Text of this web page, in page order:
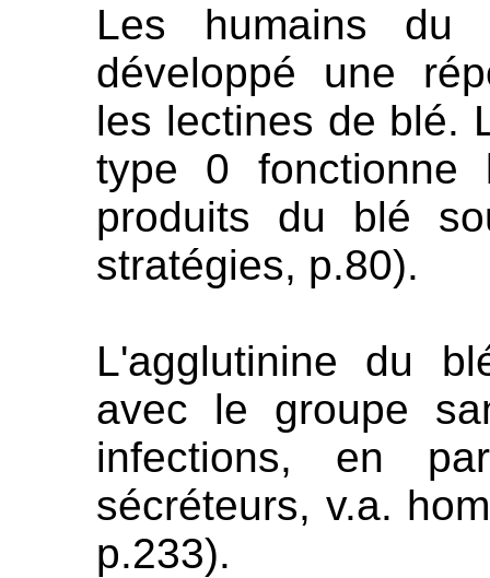
Les humains du
développé une
les lectines de blé.
type 0 fonctionne
produits du blé
stratégies, p.80).
L'agglutinine du
avec le groupe
infections, en
sécréteurs, v.a.
p.233).